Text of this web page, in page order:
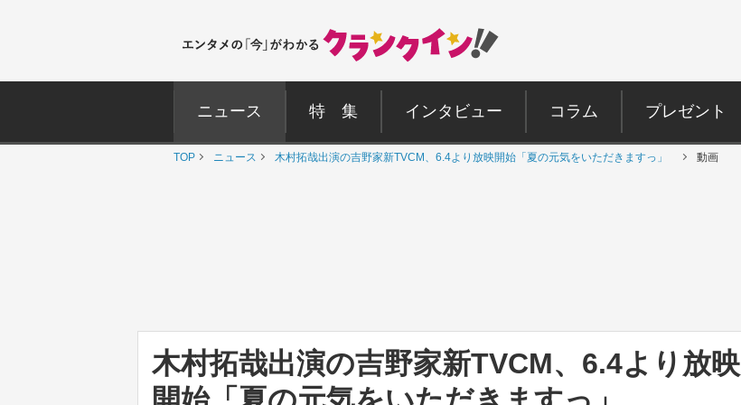
ニュース 特 集 インタビュー コラム プレゼント
TOP ニュース 木村拓哉出演の吉野家新TVCM、6.4より放映開始「夏の元気をいただきますっ」 動画
木村拓哉出演の吉野家新TVCM、6.4より放映